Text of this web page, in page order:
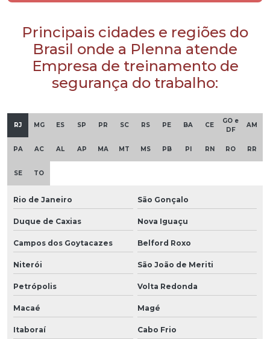
Principais cidades e regiões do
Brasil onde a Plenna atende
Empresa de treinamento de
segurança do trabalho:
RJ MG ES SP PR SC RS PE BA CE
GO e
DF
AM
PA AC AL AP MA MT MS PB PI RN RO RR
SE TO
Rio de Janeiro São Gonçalo
Duque de Caxias Nova Iguaçu
Campos dos Goytacazes Belford Roxo
Niterói São João de Meriti
Petrópolis Volta Redonda
Macaé Magé
Itaboraí Cabo Frio